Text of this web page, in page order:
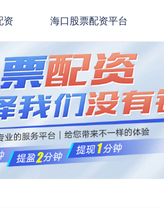
资 海口股票配资平台